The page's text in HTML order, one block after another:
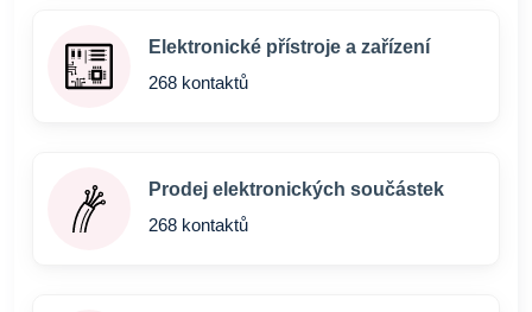
Elektronické přístroje a zařízení
268 kontaktů
Prodej elektronických součástek
268 kontaktů